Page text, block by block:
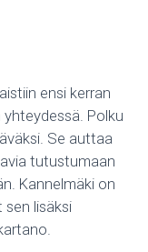
ensi kerran
Polku
Se auttaa
tutustumaan
Kannelmäki on
sen lisäksi